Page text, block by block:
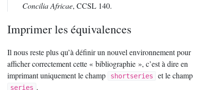
Concilia Africae, CCSL 140.
Imprimer les équivalences
Il nous reste plus qu’à définir un nouvel environnement pour
afficher correctement cette « bibliographie », c’est à dire en
imprimant uniquement le champ
shortseries et le champ
series .